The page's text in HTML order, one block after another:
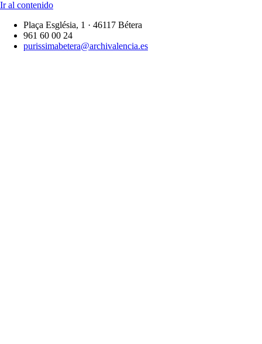
Ir al contenido
Plaça Església, 1 · 46117 Bétera
961 60 00 24
purissimabetera@archivalencia.es